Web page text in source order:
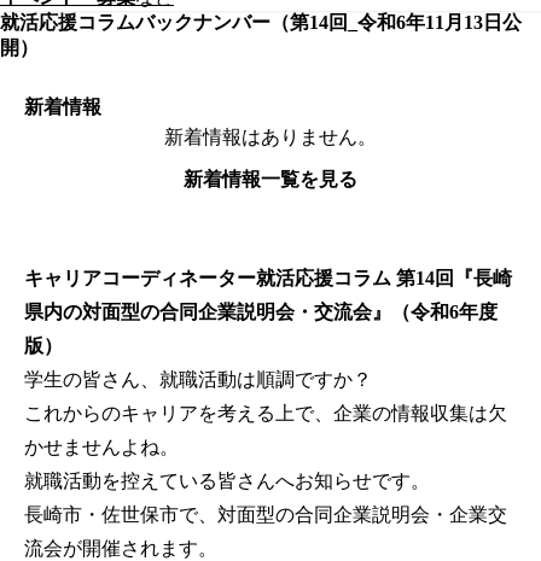
就活応援コラムバックナンバー（第14回_令和6年11月13日公
開）
新着情報
新着情報はありません。
新着情報一覧を見る
キャリアコーディネーター就活応援コラム 第14回『長崎
県内の対面型の合同企業説明会・交流会』（令和6年度
版）
学生の皆さん、就職活動は順調ですか？
これからのキャリアを考える上で、企業の情報収集は欠
かせませんよね。
就職活動を控えている皆さんへお知らせです。
長崎市・佐世保市で、対面型の合同企業説明会・企業交
流会が開催されます。